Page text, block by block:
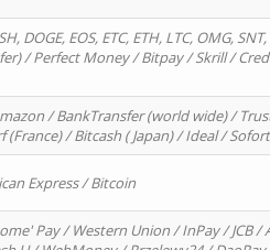
DOGE, EOS, ETC, ETH, LTC, OMG,
/ Perfect Money / Bitpay / Skrill /
/ BankTransfer (world wide) /
/ Bitcash ( Japan) / Ideal /
Express / Bitcoin
Pay / Western Union / InPay / JCB /